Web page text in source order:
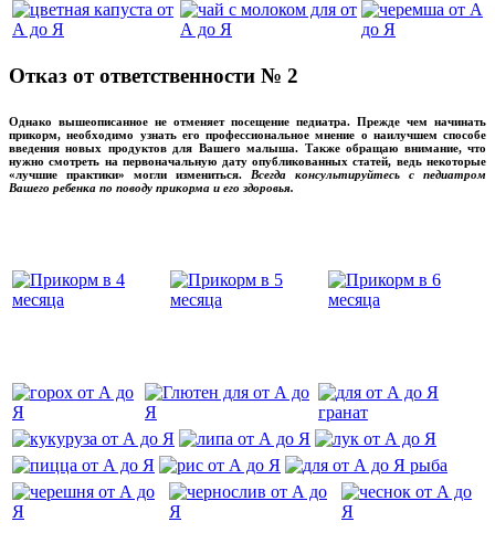
Отказ от ответственности № 2
Однако вышеописанное не отменяет посещение педиатра. Прежде чем начинать
прикорм, необходимо узнать его профессиональное мнение о наилучшем способе
введения новых продуктов для Вашего малыша. Также обращаю внимание, что
нужно смотреть на первоначальную дату опубликованных статей, ведь некоторые
«лучшие практики» могли измениться. Всегда консультируйтесь с педиатром
Вашего ребенка по поводу прикорма и его здоровья.